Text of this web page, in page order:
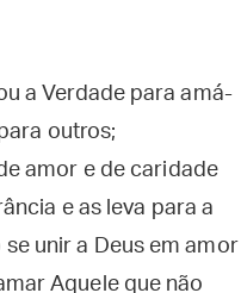
a Verdade para amá-
outros;
amor e de caridade
e as leva para a
unir a Deus em amor
Aquele que não